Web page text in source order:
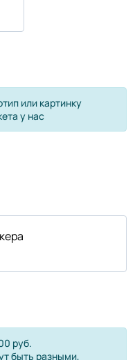
или картинку
у нас
руб.
быть разными,